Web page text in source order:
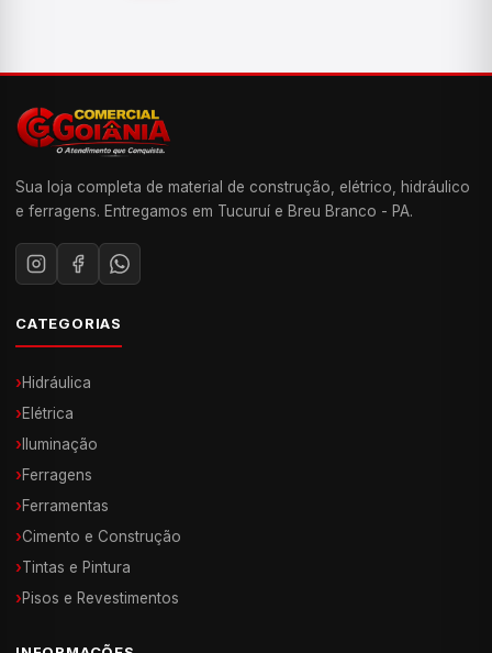
Sua loja completa de material de construção, elétrico, hidráulico
e ferragens. Entregamos em Tucuruí e Breu Branco - PA.
CATEGORIAS
›Hidráulica
›Elétrica
› Iluminação
›Ferragens
›Ferramentas
›Cimento e Construção
›Tintas e Pintura
›Pisos e Revestimentos